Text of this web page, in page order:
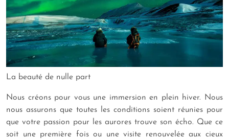
La beauté de nulle part
Nous créons pour vous une immersion en plein hiver. Nous
nous assurons que toutes les conditions soient réunies pour
que votre passion pour les aurores trouve son écho. Que ce
soit une première fois ou une visite renouvelée aux cieux